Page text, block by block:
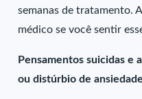
semanas de tratamento.
médico se você sentir
Pensamentos suicidas e
ou distúrbio de ansiedade